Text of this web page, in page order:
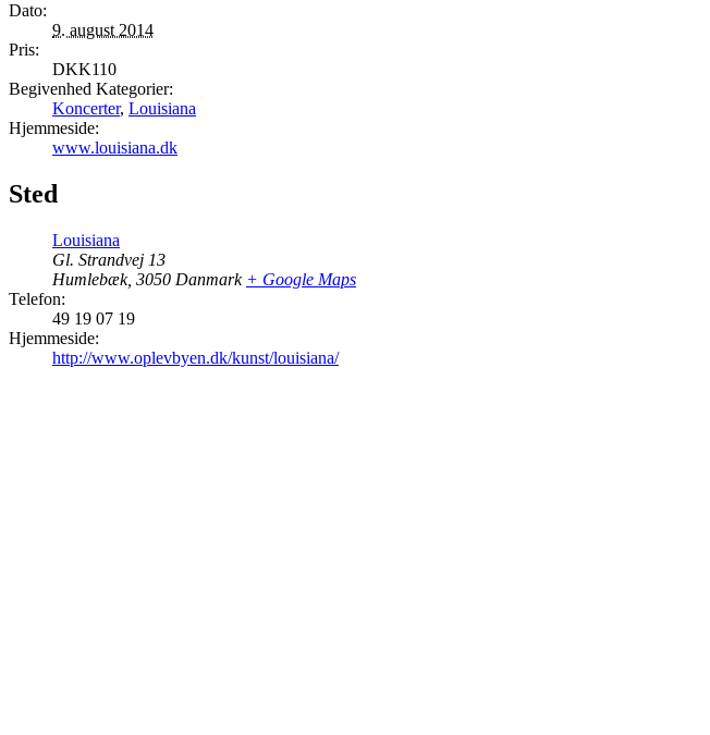
Dato:
9. august 2014
Pris:
DKK110
Begivenhed Kategorier:
Koncerter, Louisiana
Hjemmeside:
www.louisiana.dk
Sted
Louisiana
Gl. Strandvej 13
Humlebæk, 3050 Danmark + Google Maps
Telefon:
49 19 07 19
Hjemmeside:
http://www.oplevbyen.dk/kunst/louisiana/